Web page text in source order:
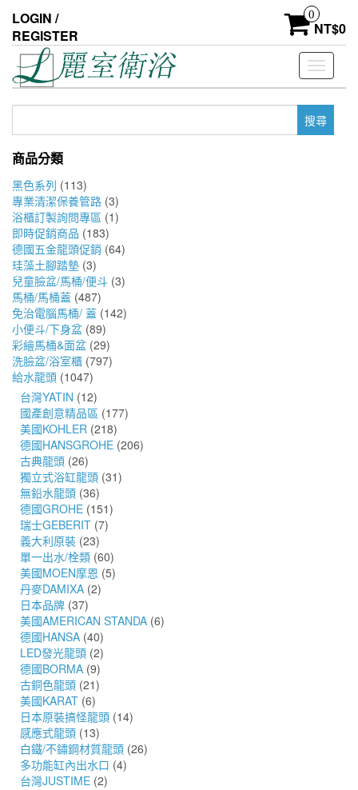
the
content
LOGIN /
REGISTER
0
NT$0
Toggle
鍵
商品分類
黑色系列 (113)
專業清潔保養管路 (3)
浴櫃訂製詢問專區 (1)
即時促銷商品 (183)
德國五金龍頭促銷 (64)
珪藻土腳踏墊 (3)
兒童臉盆/馬桶/便斗 (3)
馬桶/馬桶蓋 (487)
免治電腦馬桶/ 蓋 (142)
小便斗/下身盆 (89)
彩繪馬桶&面盆 (29)
洗臉盆/浴室櫃 (797)
給水龍頭 (1047)
台灣YATIN (12)
國產創意精品區 (177)
美國KOHLER (218)
德國HANSGROHE (206)
古典龍頭 (26)
獨立式浴缸龍頭 (31)
無鉛水龍頭 (36)
德國GROHE (151)
瑞士GEBERIT (7)
義大利原裝 (23)
單一出水/栓類 (60)
美國MOEN摩恩 (5)
丹麥DAMIXA (2)
日本品牌 (37)
美國AMERICAN STANDA (6)
德國HANSA (40)
LED發光龍頭 (2)
德國BORMA (9)
古銅色龍頭 (21)
美國KARAT (6)
日本原裝搞怪龍頭 (14)
感應式龍頭 (13)
白鐵/不鏽鋼材質龍頭 (26)
多功能缸內出水口 (4)
台灣JUSTIME (2)